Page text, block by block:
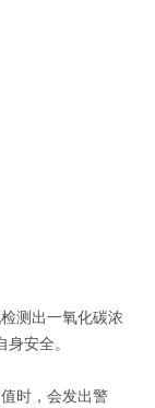
测出一氧化碳浓
安全。
时，会发出警